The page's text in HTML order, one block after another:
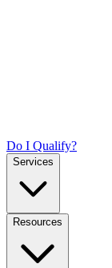
Do I Qualify?
Services
Resources